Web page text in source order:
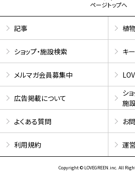
ページトップへ
記事 植
ショップ・施設検索 キ
メルマガ会員募集中
広告掲載について
ショ
施
よくある質問
お
利用規約 運
Copyright © LOVEGREEN.inc. All